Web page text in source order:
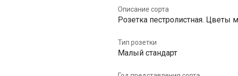
Описание сорта
Розетка пестролистная. Цветы
Тип розетки
Малый стандарт